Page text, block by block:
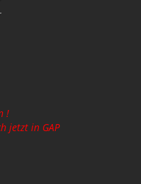
!
jetzt in GAP